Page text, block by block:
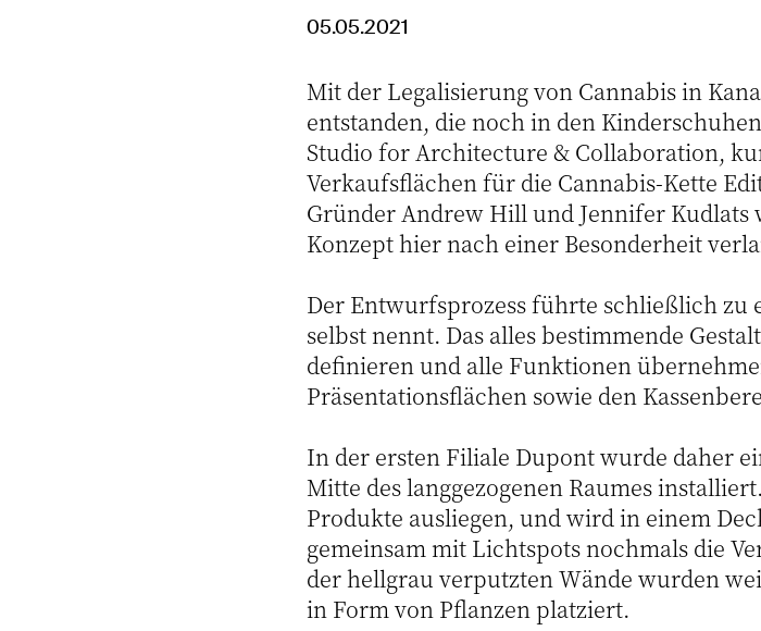
05.05.2021
Mit der Legalisierung von Cannabis in
entstanden, die noch in den
Studio for Architecture & Collaboration,
Verkaufsflächen für die Cannabis-Kette
Gründer Andrew Hill und Jennifer Kudlats
Konzept hier nach einer Besonderheit
Der Entwurfsprozess führte schließlich zu
selbst nennt. Das alles bestimmende
definieren und alle Funktionen
Präsentationsflächen sowie den
In der ersten Filiale Dupont wurde daher
Mitte des langgezogenen Raumes
Produkte ausliegen, und wird in einem
gemeinsam mit Lichtspots nochmals die
der hellgrau verputzten Wände wurden
in Form von Pflanzen platziert.